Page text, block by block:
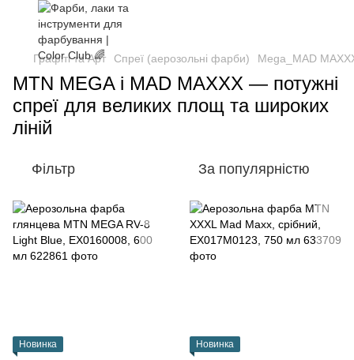
Графіті та Арт Спреї (аерозольні фарби) Mega_MAD
MTN MEGA і MAD MAXXX — потужні
спреї для великих площ та широких
ліній
Фільтр За популярністю
Новинка Новинка